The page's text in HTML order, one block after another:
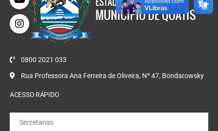
0800 2021 033
Rua Professora Ana Ferreira de Oliveira, Nº 47, Bondarowsky
ACESSO RÁPIDO
Secretarias